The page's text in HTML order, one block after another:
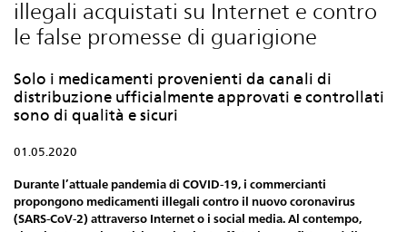
illegali acquistati su Internet e contro
le false promesse di guarigione
Solo i medicamenti provenienti da canali di
distribuzione ufficialmente approvati e controllati
sono di qualità e sicuri
01.05.2020
Durante l’attuale pandemia di COVID-19, i commercianti
propongono medicamenti illegali contro il nuovo coronavirus
(SARS-CoV-2) attraverso Internet o i social media. Al contempo,